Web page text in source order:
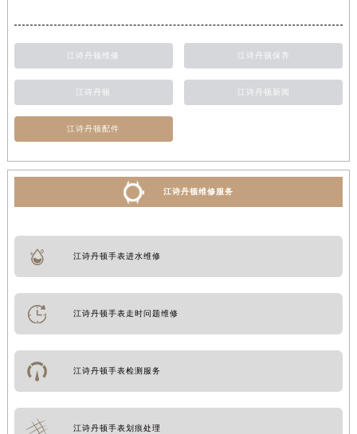
江诗丹顿维修 江诗丹顿保养
江诗丹顿 江诗丹顿新闻
江诗丹顿配件
江诗丹顿维修服务
江诗丹顿手表进水维修
江诗丹顿手表走时问题维修
江诗丹顿手表检测服务
江诗丹顿手表划痕处理